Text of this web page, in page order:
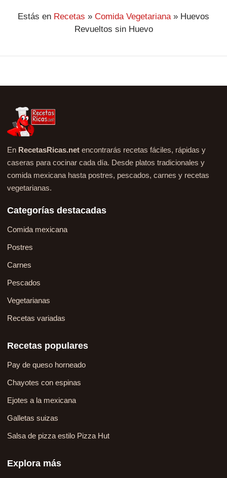
Estás en Recetas » Comida Vegetariana» Huevos
Revueltos sin Huevo
En RecetasRicas.net encontrarás recetas fáciles, rápidas y
caseras para cocinar cada día. Desde platos tradicionales y
comida mexicana hasta postres, pescados, carnes y recetas
vegetarianas.
Categorías destacadas
Comida mexicana
Postres
Carnes
Pescados
Vegetarianas
Recetas variadas
Recetas populares
Pay de queso horneado
Chayotes con espinas
Ejotes a la mexicana
Galletas suizas
Salsa de pizza estilo Pizza Hut
Explora más